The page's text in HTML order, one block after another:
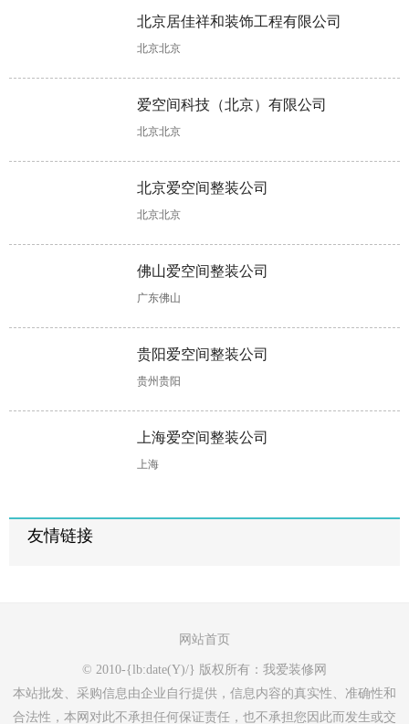
些?
收房，收房注
有“猫腻”可考
全包装修多少
钱?装修报价
存在个体差
混搭装修怎么
设计?有两个
婚房装修木工
项目不可少，
北京居佳祥和装饰工程有限公司
北京北京
爱空间科技（北京）有限公司
北京北京
北京爱空间整装公司
北京北京
佛山爱空间整装公司
广东佛山
贵阳爱空间整装公司
贵州贵阳
上海爱空间整装公司
上海
友情链接
网站首页
© 2010-{lb:date(Y)/} 版权所有：我爱装修网
本站批发、采购信息由企业自行提供，信息内容的真实性、准确性和
合法性，本网对此不承担任何保证责任，也不承担您因此而发生或交